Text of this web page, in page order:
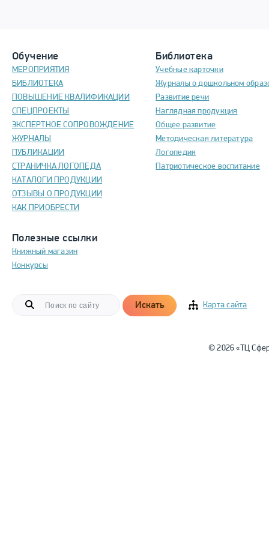
Обучение
МЕРОПРИЯТИЯ
БИБЛИОТЕКА
ПОВЫШЕНИЕ КВАЛИФИКАЦИИ
СПЕЦПРОЕКТЫ
ЭКСПЕРТНОЕ СОПРОВОЖДЕНИЕ
ЖУРНАЛЫ
ПУБЛИКАЦИИ
СТРАНИЧКА ЛОГОПЕДА
КАТАЛОГИ ПРОДУКЦИИ
ОТЗЫВЫ О ПРОДУКЦИИ
КАК ПРИОБРЕСТИ
Полезные ссылки
Книжный магазин
Конкурсы
Библиотека
Учебные карточки
Журналы о дошкольном
Развитие речи
Наглядная продукция
Общее развитие
Методическая литература
Логопедия
Патриотическое воспитание
Искать Карта сайта
© 2026 «ТЦ